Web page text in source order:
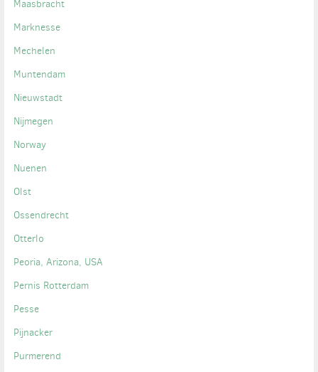
Maasbracht
Marknesse
Mechelen
Muntendam
Nieuwstadt
Nijmegen
Norway
Nuenen
Olst
Ossendrecht
Otterlo
Peoria, Arizona, USA
Pernis Rotterdam
Pesse
Pijnacker
Purmerend